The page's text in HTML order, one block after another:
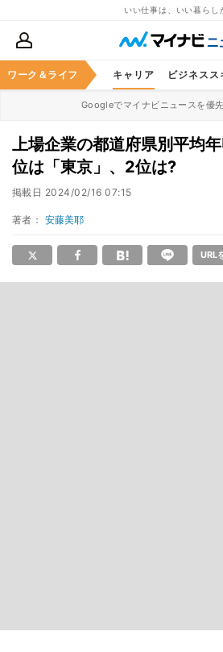
いい仕事は、いい暮らし
ワーク＆ライフ キャリア ビジネスス
Googleでマイナビニュースを優
上場企業の都道府県別平均
位は「東京」、2位は?
掲載日 2024/02/16 07:15
著者： 安藤美耶
URL